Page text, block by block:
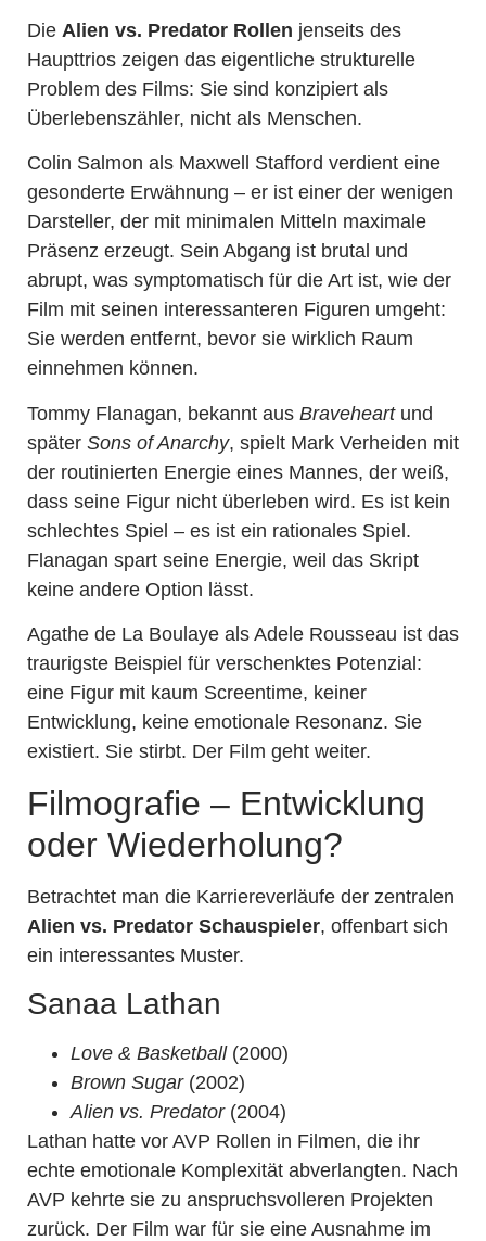
Die Alien vs. Predator Rollen jenseits des
Haupttrios zeigen das eigentliche strukturelle
Problem des Films: Sie sind konzipiert als
Überlebenszähler, nicht als Menschen.
Colin Salmon als Maxwell Stafford verdient eine
gesonderte Erwähnung – er ist einer der wenigen
Darsteller, der mit minimalen Mitteln maximale
Präsenz erzeugt. Sein Abgang ist brutal und
abrupt, was symptomatisch für die Art ist, wie der
Film mit seinen interessanteren Figuren umgeht:
Sie werden entfernt, bevor sie wirklich Raum
einnehmen können.
Tommy Flanagan, bekannt aus Braveheartund
später Sons of Anarchy, spielt Mark Verheiden mit
der routinierten Energie eines Mannes, der weiß,
dass seine Figur nicht überleben wird. Es ist kein
schlechtes Spiel – es ist ein rationales Spiel.
Flanagan spart seine Energie, weil das Skript
keine andere Option lässt.
Agathe de La Boulaye als Adele Rousseau ist das
traurigste Beispiel für verschenktes Potenzial:
eine Figur mit kaum Screentime, keiner
Entwicklung, keine emotionale Resonanz. Sie
existiert. Sie stirbt. Der Film geht weiter.
Filmografie – Entwicklung
oder Wiederholung?
Betrachtet man die Karriereverläufe der zentralen
Alien vs. Predator Schauspieler, offenbart sich
ein interessantes Muster.
Sanaa Lathan
Love & Basketball(2000)
Brown Sugar(2002)
Alien vs. Predator(2004)
Lathan hatte vor AVP Rollen in Filmen, die ihr
echte emotionale Komplexität abverlangten. Nach
AVP kehrte sie zu anspruchsvolleren Projekten
zurück. Der Film war für sie eine Ausnahme im